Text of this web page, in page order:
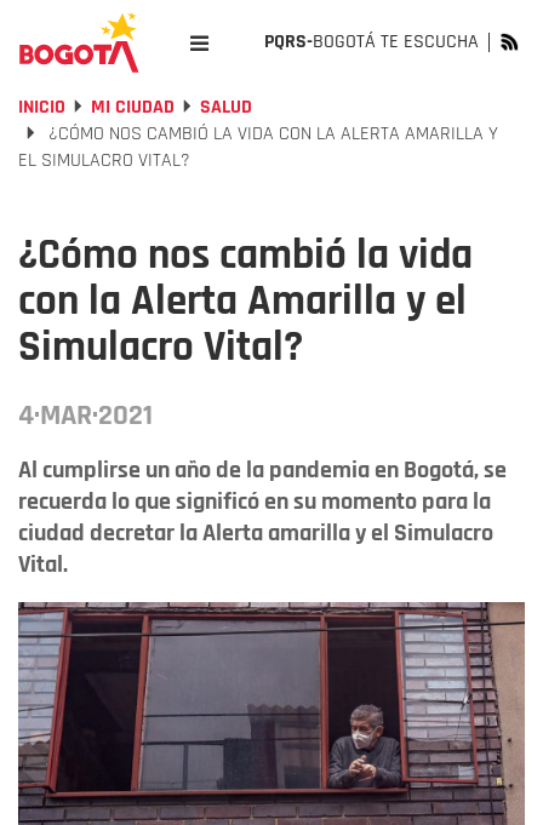
PQRS-BOGOTÁ TE ESCUCHA
INICIO MI CIUDAD
SALUD
¿CÓMO NOS CAMBIÓ LA VIDA CON LA ALERTA AMARILLA Y
EL SIMULACRO VITAL?
¿Cómo nos cambió la vida
con la Alerta Amarilla y el
Simulacro Vital?
4·MAR·2021
Al cumplirse un año de la pandemia en Bogotá, se
recuerda lo que significó en su momento para la
ciudad decretar la Alerta amarilla y el Simulacro
Vital.